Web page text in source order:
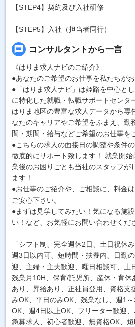
【STEP4】契約及び入社研修
【STEP5】入社（担当者同行）
message コンサルタントから一言
《はりま求人ナビのご紹介》
●あなたのご希望のお仕事を私たちがお
●「はりま求人ナビ」は姫路を中心と
に特化した就職・転職サポートセンタ
はりま地区の豊富な求人データから専
なたのキャリアやご希望をふまえ、勤
間・期間・給与などご希望のお仕事を
●こちらの求人の面接日の調整や条件
徹底的にサポート致します！ 就業開
業後のお困りごとも当社のスタッフが
ます！
●お仕事のご紹介や、ご相談に、料金
ご安心下さい。
●まずは見学してみたい！気になる施
い！など、お気軽にお問い合わせくだ
「シフト制、完全週休2日、土日祝休
週3日以内可、短時間・扶養内、日勤
迎、主婦・主夫歓迎、曜日相談可、土
残業月10H、保育/託児所、産休・育休
あり、昇給あり、正社員登用、資格支
みOK、平日のみOK、残業なし、週1
OK、週4日以上OK、フリーター歓迎、
急募求人、初心者歓迎、無資格OK、